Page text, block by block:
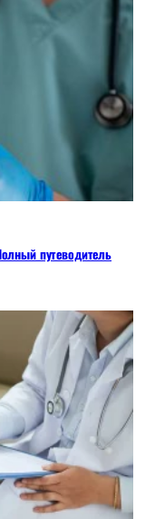
путеводитель